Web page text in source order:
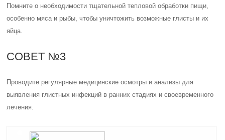
Помните о необходимости тщательной тепловой обработки пищи,
особенно мяса и рыбы, чтобы уничтожить возможные глисты и их
яйца.
СОВЕТ №3
Проводите регулярные медицинские осмотры и анализы для
выявления глистных инфекций в ранних стадиях и своевременного
лечения.